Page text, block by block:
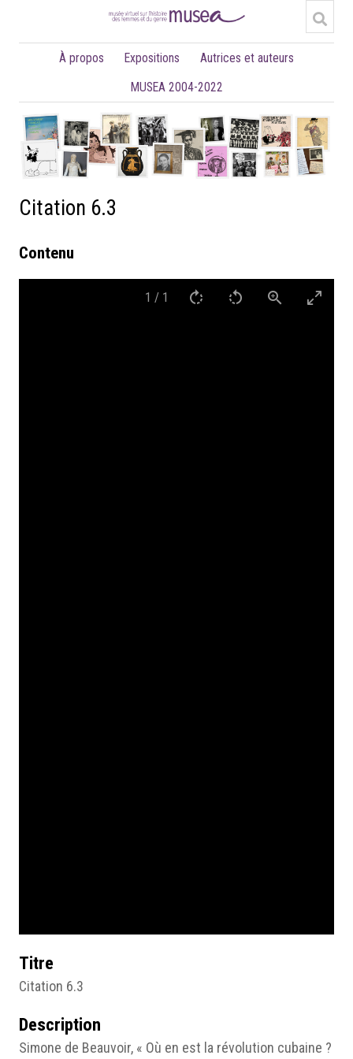
À propos Expositions
Autrices et auteurs
MUSEA 2004-2022
Citation 6.3
Contenu
1 / 1
Titre
Citation 6.3
Description
Simone de Beauvoir, « Où en est la révolution cubaine ?